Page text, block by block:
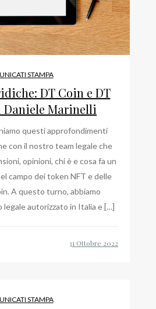
STAMPA
DT Coin e DT
Daniele Marinelli
questi approfondimenti
con il nostro team legale che
opinioni, chi è e cosa fa un
campo dei token NFT e delle
A questo turno, abbiamo
legale autorizzato in Italia e […]
STAMPA